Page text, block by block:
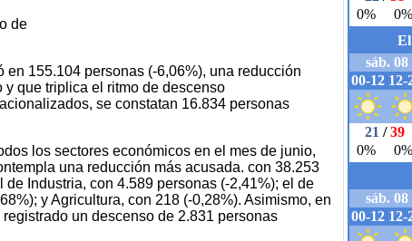
de
155.104 personas (-6,06%), una reducción
que triplica el ritmo de descenso
se constatan 16.834 personas
los sectores económicos en el mes de junio,
una reducción más acusada. con 38.253
Industria, con 4.589 personas (-2,41%); el de
y Agricultura, con 218 (-0,28%). Asimismo, en
un descenso de 2.831 personas